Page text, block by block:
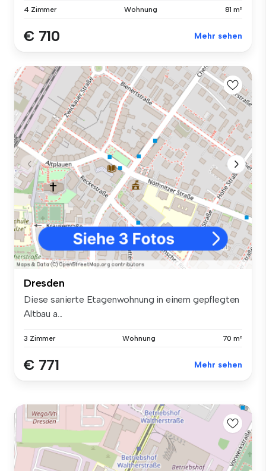
4 Zimmer Wohnung 81 m²
€ 710 Mehr sehen
Dresden
Diese sanierte Etagenwohnung in einem gepflegten
Altbau a...
3 Zimmer Wohnung 70 m²
€ 771 Mehr sehen